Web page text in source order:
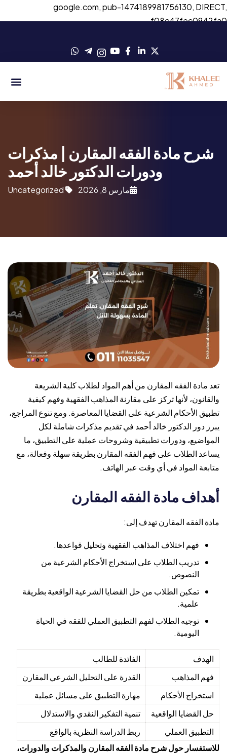
google.com, pub-1474189981756130,
شرح مادة الفقه المقارن | مذكرات
ودورات الدكتور خالد أحمد
مارس 8, 2026 Uncategorized
تعد مادة الفقه المقارن من أهم المواد لطلاب كلية الشريعة
والقانون، لأنها تركز على مقارنة المذاهب الفقهية وفهم كيفية
تطبيق الأحكام الشرعية على القضايا المعاصرة. ومع تنوع المراجع،
يبرز دور الدكتور خالد أحمد في تقديم مذكرات شاملة لكل
المواضيع، ودورات تطبيقية وشروحات عملية على التطبيق، ما
يساعد الطلاب على فهم الفقه المقارن بطريقة سهلة وفعالة، مع
متابعة المواد في أي وقت عبر الهاتف.
أهداف مادة الفقه المقارن
مادة الفقه المقارن تهدف إلى:
فهم اختلاف المذاهب الفقهية وتحليل قواعدها.
تدريب الطلاب على استخراج الأحكام الشرعية من
النصوص.
تمكين الطلاب من حل القضايا الشرعية الواقعية بطريقة
علمية.
توجيه الطلاب لفهم التطبيق العملي للفقه في الحياة
اليومية.
الهدف
الفائدة للطالب
فهم المذاهب
القدرة على التحليل الشرعي المقارن
استخراج الأحكام
مهارة التطبيق على مسائل عملية
حل القضايا الواقعية
تنمية التفكير النقدي والاستدلال
التطبيق العملي
ربط الدراسة النظرية بالواقع
للاستفسار حول شرح مادة الفقه المقارن والمذكرات والدورات،